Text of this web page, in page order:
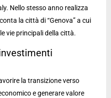
Nello stesso anno realizza
la città di “Genova” a cui
vie principali della città.
la transizione verso
e generare valore